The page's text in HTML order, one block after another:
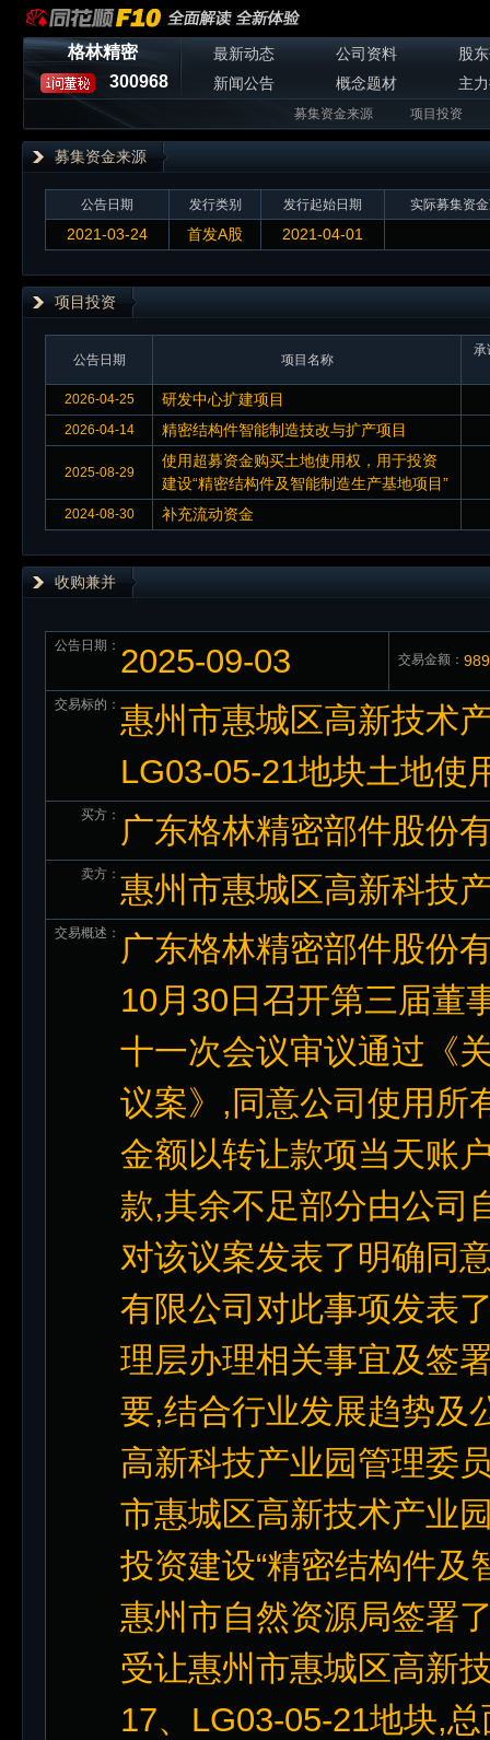
格林精密
300968
最新动态 公司资料
股
新闻公告
概念题材 主
募集资金来源 项目投资
募集资金来源
公告日期 发行类别 发行起始日期 实际募集资
2021-03-24 首发A股 2021-04-01
项目投资
公告日期 项目名称
承
2026-04-25 研发中心扩建项目
2026-04-14 精密结构件智能制造技改与扩产项目
2025-08-29
使用超募资金购买土地使用权，用于投资
建设“精密结构件及智能制造生产基地项目”
2024-08-30 补充流动资金
收购兼并
公告日期： 2025-09-03 交易金额：
交易标的： 惠州市惠城区高新技术
LG03-05-21地块土地使
买方： 广东格林精密部件股份
卖方： 惠州市惠城区高新科技
交易概述： 广东格林精密部件股份
10月30日召开第三届董
十一次会议审议通过《
议案》,同意公司使用所
金额以转让款项当天账
款,其余不足部分由公司
对该议案发表了明确同
有限公司对此事项发表
理层办理相关事宜及签
要,结合行业发展趋势及
高新科技产业园管理委
市惠城区高新技术产业
投资建设“精密结构件及
惠州市自然资源局签署
受让惠州市惠城区高新
17、LG03-05-21地块,